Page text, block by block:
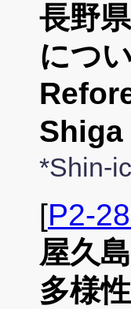
長野
につ
*Shin-
[P2-
屋久
多様